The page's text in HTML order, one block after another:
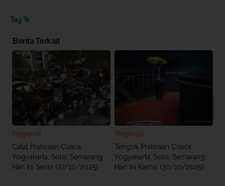
Tag
Berita Terkait
Regional
Catat Prakiraan Cuaca
Yogyakarta, Solo, Semarang
Hari Ini Senin (27/10/2025)
Regional
Tengok Prakiraan Cuaca
Yogyakarta, Solo, Semarang
Hari Ini Kamis (30/10/2025)